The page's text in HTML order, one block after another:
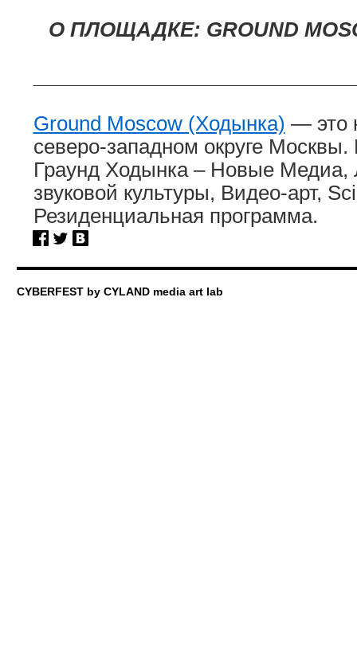
О ПЛОЩАДКЕ: GROUND
Ground Moscow (Ходынка) — это
северо-западном округе
Граунд Ходынка – Новые Медиа,
звуковой культуры, Видео-арт,
Резиденциальная программа.
CYBERFEST by CYLAND media art lab